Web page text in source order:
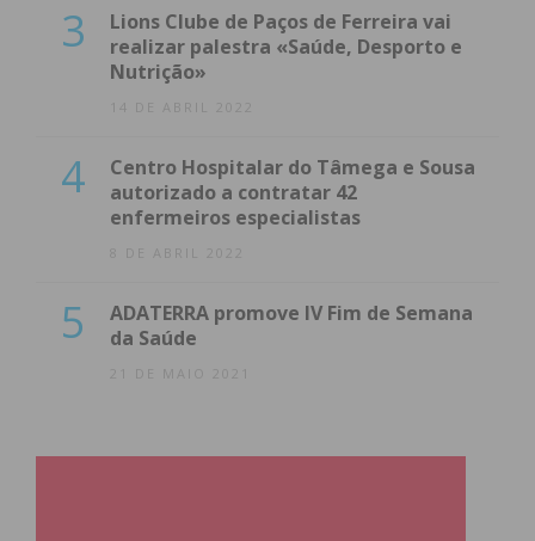
3
Lions Clube de Paços de Ferreira vai
realizar palestra «Saúde, Desporto e
Nutrição»
14 DE ABRIL 2022
4
Centro Hospitalar do Tâmega e Sousa
autorizado a contratar 42
enfermeiros especialistas
8 DE ABRIL 2022
5
ADATERRA promove IV Fim de Semana
da Saúde
21 DE MAIO 2021